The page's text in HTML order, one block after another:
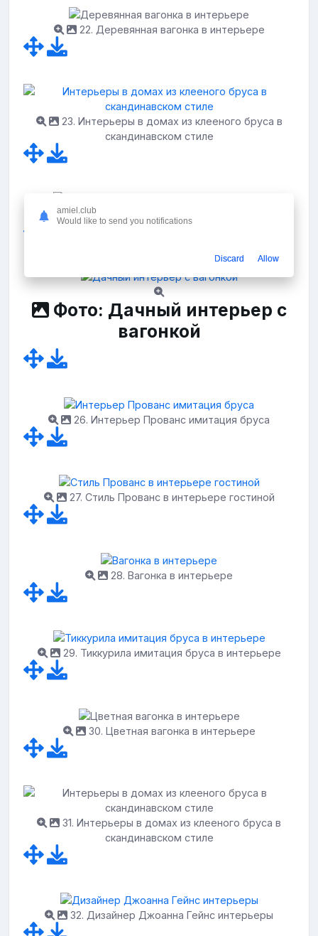
22. Деревянная вагонка в интерьере
23. Интерьеры в домах из клееного бруса в
скандинавском стиле
24. Тиккурила имитация бруса в интерьере
Фото: Дачный интерьер с
вагонкой
26. Интерьер Прованс имитация бруса
27. Стиль Прованс в интерьере гостиной
28. Вагонка в интерьере
29. Тиккурила имитация бруса в интерьере
30. Цветная вагонка в интерьере
31. Интерьеры в домах из клееного бруса в
скандинавском стиле
32. Дизайнер Джоанна Гейнс интерьеры
amiel.club
Would like to send you notifications
Discard Allow